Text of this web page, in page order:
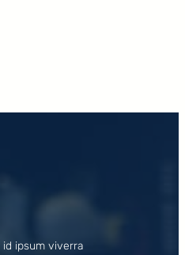
ipsum viverra